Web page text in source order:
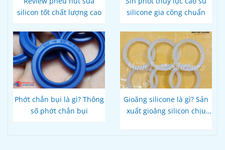
silicon tốt chất lượng cao
silicone gia công chuẩn
Phớt chắn bụi là gì? Thông
số phớt chắn bụi
Gioăng silicone là gì? Sản
xuất gioăng silicon chịu